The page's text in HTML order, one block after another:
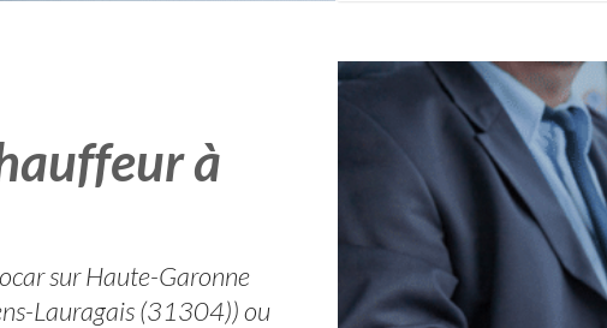
à
sur Haute-Garonne
Lauragais (31304)) ou